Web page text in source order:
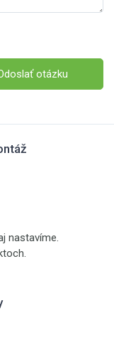
otázku
nastavíme.